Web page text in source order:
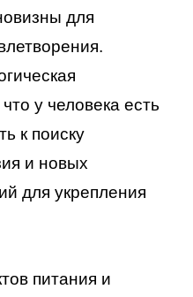
для
у человека есть
к поиску
и новых
для укрепления
питания и